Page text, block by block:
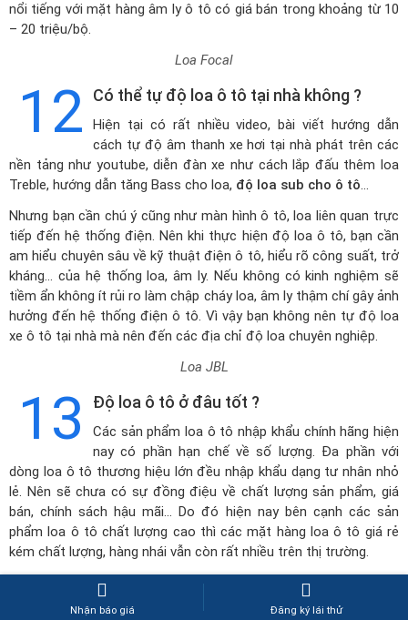
nổi tiếng với mặt hàng âm ly ô tô có giá bán trong khoảng từ 10
– 20 triệu/bộ.
Loa Focal
12 Có thể tự độ loa ô tô tại nhà không ?
Hiện tại có rất nhiều video, bài viết hướng dẫn
cách tự độ âm thanh xe hơi tại nhà phát trên các
nền tảng như youtube, diễn đàn xe như cách lắp đấu thêm loa
Treble, hướng dẫn tăng Bass cho loa, độ loa sub cho ô tô…
Nhưng bạn cần chú ý cũng như màn hình ô tô, loa liên quan trực
tiếp đến hệ thống điện. Nên khi thực hiện độ loa ô tô, bạn cần
am hiểu chuyên sâu về kỹ thuật điện ô tô, hiểu rõ công suất, trở
kháng… của hệ thống loa, âm ly. Nếu không có kinh nghiệm sẽ
tiềm ẩn không ít rủi ro làm chập cháy loa, âm ly thậm chí gây ảnh
hưởng đến hệ thống điện ô tô. Vì vậy bạn không nên tự độ loa
xe ô tô tại nhà mà nên đến các địa chỉ độ loa chuyên nghiệp.
Loa JBL
13 Độ loa ô tô ở đâu tốt ?
Các sản phẩm loa ô tô nhập khẩu chính hãng hiện
nay có phần hạn chế về số lượng. Đa phần với
dòng loa ô tô thương hiệu lớn đều nhập khẩu dạng tư nhân nhỏ
lẻ. Nên sẽ chưa có sự đồng điệu về chất lượng sản phẩm, giá
bán, chính sách hậu mãi… Do đó hiện nay bên cạnh các sản
phẩm loa ô tô chất lượng cao thì các mặt hàng loa ô tô giá rẻ
kém chất lượng, hàng nhái vẫn còn rất nhiều trên thị trường.
Độ âm thanh xe hơi TPHCM
, Hà Nội, Đà Nẵng,… là những thành
phố lớn có nhu cầu
rất nhiều. Do đó, khi
Nhận báo giá Đăng ký lái thử